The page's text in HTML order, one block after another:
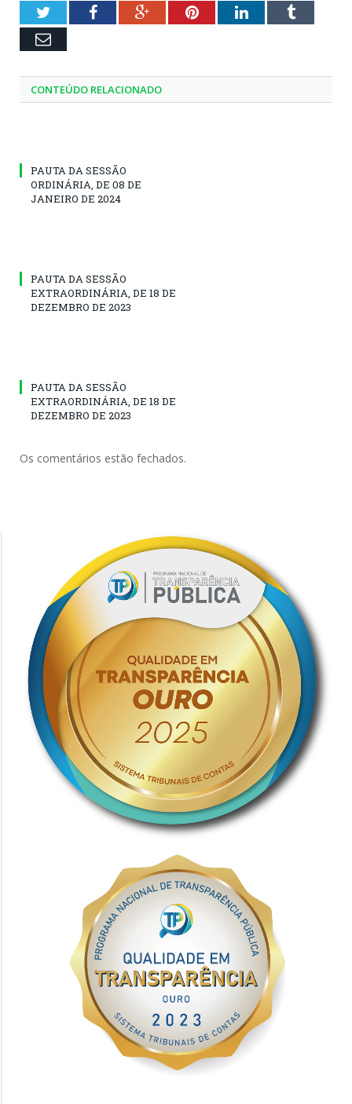
TwitterFacebookGoogle+PinterestLinkedInTumblr
Email
CONTEÚDO RELACIONADO
PAUTA DA SESSÃO
ORDINÁRIA, DE 08 DE
JANEIRO DE 2024
PAUTA DA SESSÃO
EXTRAORDINÁRIA, DE 18 DE
DEZEMBRO DE 2023
PAUTA DA SESSÃO
EXTRAORDINÁRIA, DE 18 DE
DEZEMBRO DE 2023
Os comentários estão fechados.